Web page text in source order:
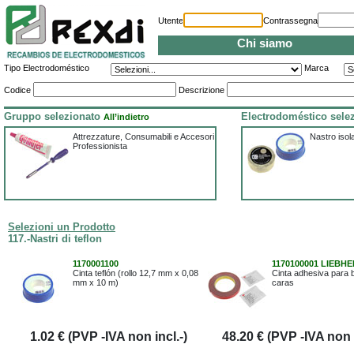
Chi siamo
Utente Contrassegna
Tipo Electrodoméstico Marca
Codice Descrizione
Gruppo selezionato All’indietro
Attrezzature, Consumabili e Accesori
Professionista
Electrodoméstico
Nastro
Selezioni un Prodotto
117.-Nastri di teflon
1170001100
Cinta teflón (rollo 12,7 mm x 0,08
mm x 10 m)
1.02 € (PVP -IVA non incl.-)
1170100001
Cinta adhesiva para
caras
48.20 € (PVP -IVA